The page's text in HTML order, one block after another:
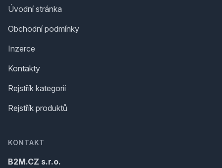
Úvodní stránka
Obchodní podmínky
Inzerce
Kontakty
Rejstřík kategorií
Rejstřík produktů
KONTAKT
B2M.CZ s.r.o.